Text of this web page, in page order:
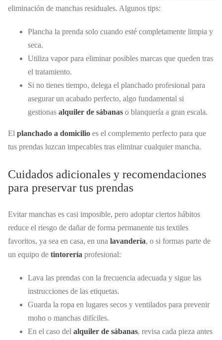
eliminación de manchas residuales. Algunos tips:
Plancha la prenda solo cuando esté completamente limpia y
seca.
Utiliza vapor para eliminar posibles marcas que queden tras
el tratamiento.
Si no tienes tiempo, delega el planchado profesional para
asegurar un acabado perfecto, algo fundamental si
gestionas alquiler de sábanas o blanquería a gran escala.
El planchado a domicilio es el complemento perfecto para que
tus prendas luzcan impecables tras eliminar cualquier mancha.
Cuidados adicionales y recomendaciones
para preservar tus prendas
Evitar manchas es casi imposible, pero adoptar ciertos hábitos
reduce el riesgo de dañar de forma permanente tus textiles
favoritos, ya sea en casa, en una lavandería, o si formas parte de
un equipo de tintorería profesional:
Lava las prendas con la frecuencia adecuada y sigue las
instrucciones de las etiquetas.
Guarda la ropa en lugares secos y ventilados para prevenir
moho o manchas difíciles.
En el caso del alquiler de sábanas, revisa cada pieza antes